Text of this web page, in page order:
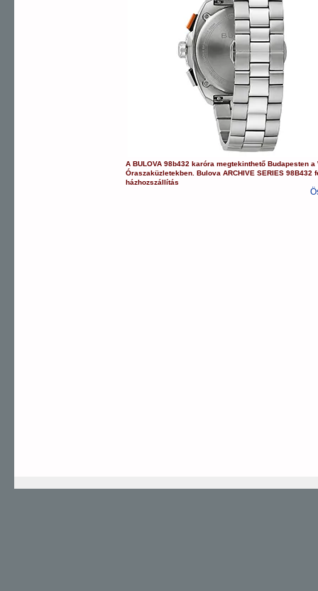
ABULOVA 98b432 karóra megtekinthető Budapesten a
Óraszaküzletekben.Bulova ARCHIVE SERIES 98B432
házhozszállítás